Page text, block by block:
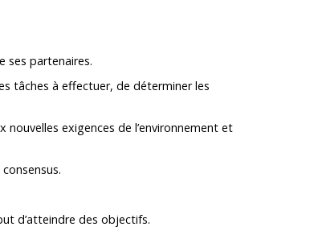
ses partenaires.
tâches à effectuer, de déterminer les
exigences de l’environnement et
d’atteindre des objectifs.